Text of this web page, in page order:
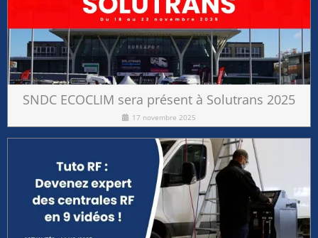
SNDC ECOCLIM sera présent à Solutrans 2025
17 novembre 2025